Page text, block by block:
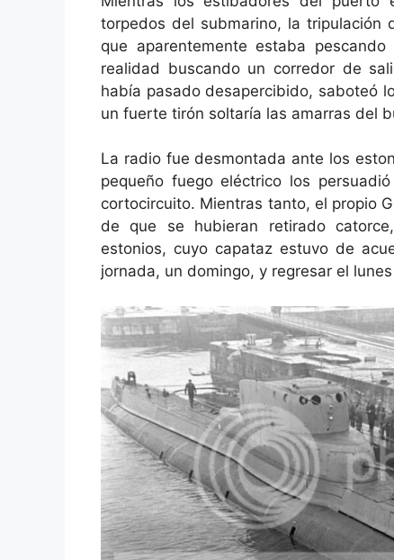
torpedos del submarino, la tripulación
que aparentemente estaba
realidad buscando un corredor de
había pasado desapercibido, saboteó
un fuerte tirón soltaría las amarras del
La radio fue desmontada ante los
pequeño fuego eléctrico los
cortocircuito. Mientras tanto, el propio
de que se hubieran retirado
estonios, cuyo capataz estuvo de
jornada, un domingo, y regresar el